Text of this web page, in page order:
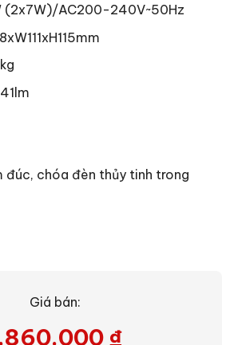
(2x7W)/AC200-240V~50Hz
đúc, chóa đèn thủy tinh trong
Giá bán:
₫